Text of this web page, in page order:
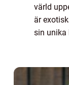
värld
är
sin unika